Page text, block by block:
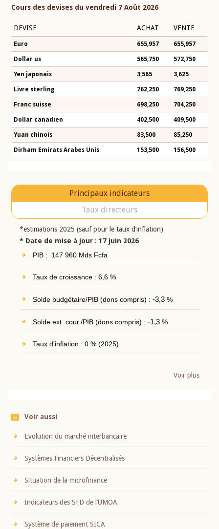
Cours des devises du vendredi 7 Août 2026
DEVISE ACHAT VENTE
Euro 655,957 655,957
Dollar us 565,750 572,750
Yen japonais 3,565 3,625
Livre sterling 762,250 769,250
Franc suisse 698,250 704,250
Dollar canadien 402,500 409,500
Yuan chinois 83,500 85,250
Dirham Emirats Arabes Unis 153,500 156,500
Principaux indicateurs
Taux directeurs
*estimations 2025 (sauf pour le taux d’inflation)
* Date de mise à jour : 17 juin 2026
PIB : 147 960 Mds Fcfa
Taux de croissance : 6,6 %
Solde budgétaire/PIB (dons compris) : -3,3%
Solde ext. cour./PIB (dons compris) : -1,3%
Taux d'inflation : 0 % (2025)
Voir plus
Voir aussi
Evolution du marché interbancaire
Systèmes Financiers Décentralisés
Situation de la microfinance
Indicateurs des SFD de l’UMOA
Système de paiement SICA